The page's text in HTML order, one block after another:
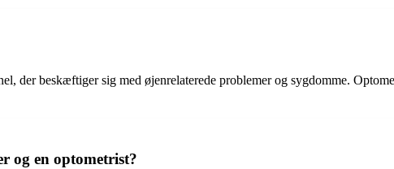
der beskæftiger sig med øjenrelaterede problemer og sygdomme.
og en optometrist?